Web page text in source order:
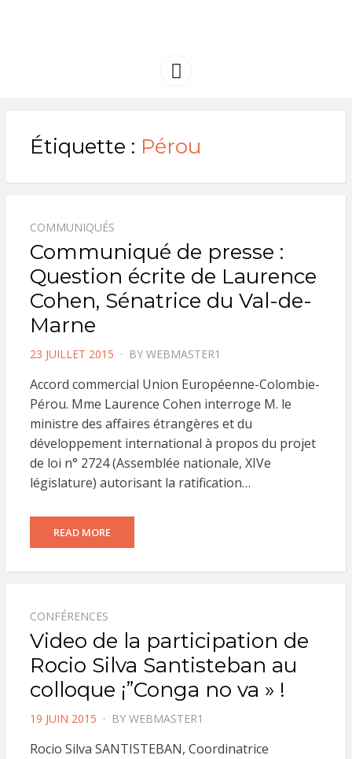
AMERIQUE
Menu
Étiquette : Pérou
COMMUNIQUÉS
Communiqué de presse :
Question écrite de Laurence
Cohen, Sénatrice du Val-de-
Marne
POSTED
23 JUILLET 2015 BY WEBMASTER1
Accord commercial Union Européenne-Colombie-
Pérou. Mme Laurence Cohen interroge M. le
ministre des affaires étrangères et du
développement international à propos du projet
de loi n° 2724 (Assemblée nationale, XIVe
législature) autorisant la ratification…
READ MORE
CONFÉRENCES
Video de la participation de
Rocio Silva Santisteban au
colloque ¡”Conga no va » !
POSTED
19 JUIN 2015 BY WEBMASTER1
Rocio Silva SANTISTEBAN, Coordinatrice